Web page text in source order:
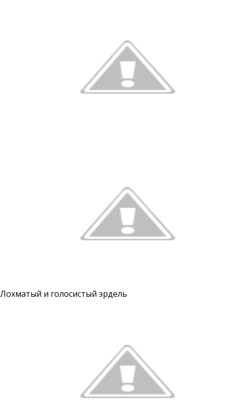
Лохматый и голосистый эрдель